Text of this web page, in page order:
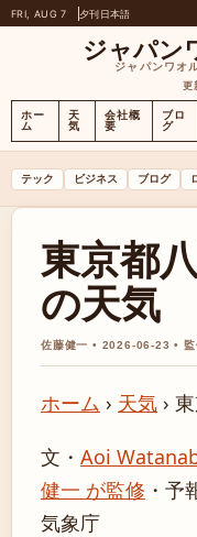
FRI, AUG 7 夕刊日本語
ジャパン
ジャパンワオ
更
ホー
ム
天
気
会社概
要
ブロ
グ
テック ビジネス ブログ
東京都
の天気
佐藤健一 • 2026-06-23 • 監
ホーム › 天気 ›
文・ Aoi
健一 が監修 ・ 予
気象庁